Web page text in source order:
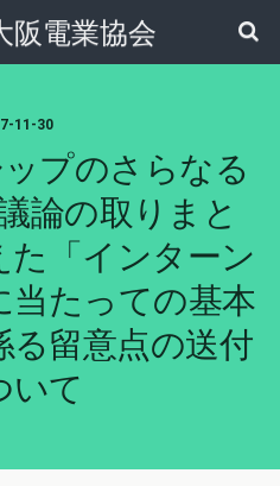
阪電業協会
11-30
プのさらなる
論の取りまと
た「インターン
当たっての基本
る留意点の送付
いて